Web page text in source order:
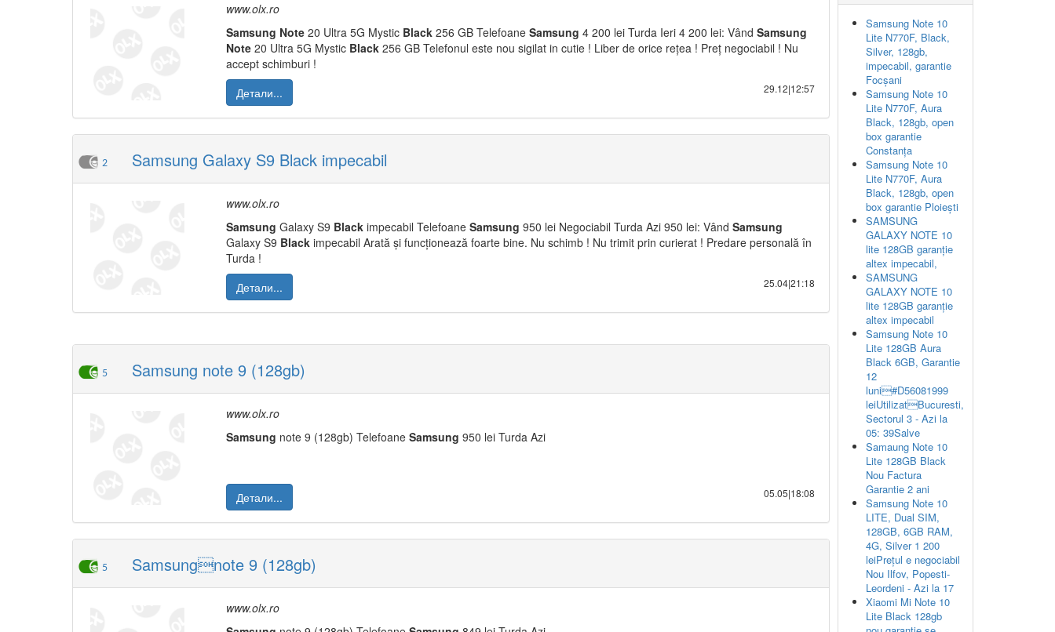
www.olx.ro
Samsung Note 20 Ultra 5G Mystic Black 256 GB Telefoane Samsung 4 200 lei Turda Ieri 4 200 lei: Vând Samsung
Note 20 Ultra 5G Mystic Black 256 GB Telefonul este nou sigilat in cutie ! Liber de orice rețea ! Preț negociabil ! Nu
accept schimburi !
Детали...
29.12|12:57
2 Samsung Galaxy S9 Black impecabil
www.olx.ro
Samsung Galaxy S9 Black impecabil Telefoane Samsung 950 lei Negociabil Turda Azi 950 lei: Vând Samsung
Galaxy S9 Black impecabil Arată și funcționează foarte bine. Nu schimb ! Nu trimit prin curierat ! Predare personală în
Turda !
Детали...
25.04|21:18
5 Samsung note 9 (128gb)
www.olx.ro
Samsung note 9 (128gb) Telefoane Samsung 950 lei Turda Azi
Детали... 05.05|18:08
5 Samsungnote 9 (128gb)
www.olx.ro
Samsung Note 10
Lite N770F, Black,
Silver, 128gb,
impecabil, garantie
Focșani
Samsung Note 10
Lite N770F, Aura
Black, 128gb, open
box garantie
Constanța
Samsung Note 10
Lite N770F, Aura
Black, 128gb, open
box garantie Ploiești
SAMSUNG
GALAXY NOTE 10
lite 128GB garanție
altex impecabil,
SAMSUNG
GALAXY NOTE 10
lite 128GB garanție
altex impecabil
Samsung Note 10
Lite 128GB Aura
Black 6GB, Garantie
12
luni#D56081999
leiUtilizatBucuresti,
Sectorul 3 - Azi la
05: 39Salve
Samaung Note 10
Lite 128GB Black
Nou Factura
Garantie 2 ani
Samsung Note 10
LITE, Dual SIM,
128GB, 6GB RAM,
4G, Silver 1 200
leiPrețul e negociabil
Nou Ilfov, Popesti-
Leordeni - Azi la 17
Xiaomi Mi Note 10
Lite Black 128gb